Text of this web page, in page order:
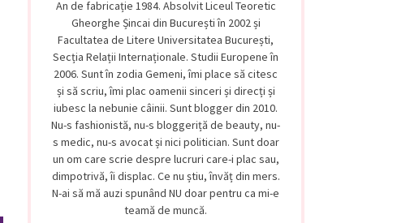
An de fabricație 1984. Absolvit Liceul Teoretic
Gheorghe Șincai din București în 2002 și
Facultatea de Litere Universitatea București,
Secția Relații Internaționale. Studii Europene în
2006. Sunt în zodia Gemeni, îmi place să citesc
și să scriu, îmi plac oamenii sinceri și direcți și
iubesc la nebunie câinii. Sunt blogger din 2010.
Nu-s fashionistă, nu-s bloggeriță de beauty, nu-
s medic, nu-s avocat și nici politician. Sunt doar
un om care scrie despre lucruri care-i plac sau,
dimpotrivă, îi displac. Ce nu știu, învăț din mers.
N-ai să mă auzi spunând NU doar pentru ca mi-e
teamă de muncă.